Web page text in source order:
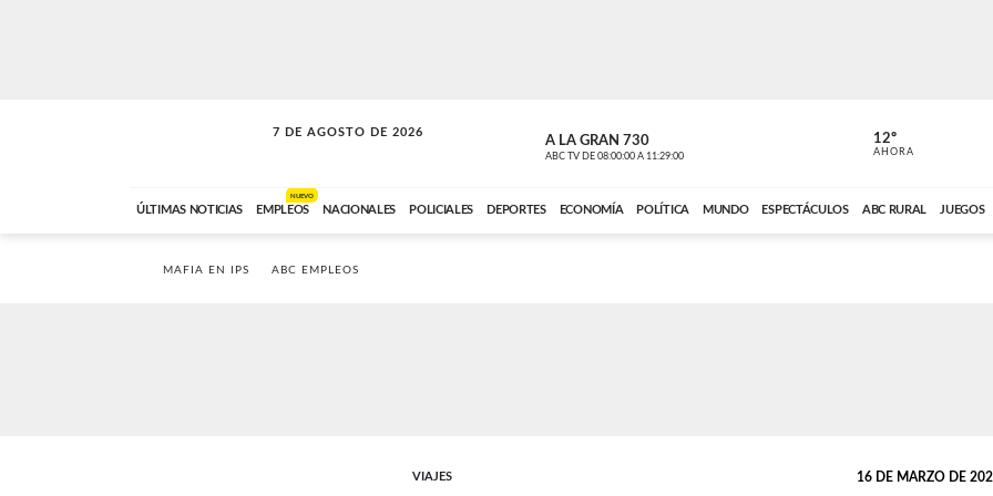
7 DE AGOSTO DE 2026
LA MOVIDA A LA GRAN 730
ABC TV DE 08:00:00 A 11:29:00 ABC CARDINAL
12º
AHORA
ÚLTIMAS NOTICIAS EMPLEOS
NUEVO
NACIONALES POLICIALES DEPORTES ECONOMÍA POLÍTICA MUNDO ESPECTÁCULOS ABC RURAL JUEGOS
MAFIA EN IPS ABC EMPLEOS
VIAJES 16 DE MARZO DE